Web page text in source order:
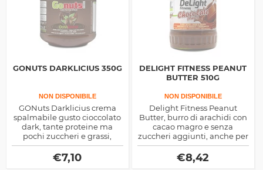
GONUTS DARKLICIUS 350G
NON DISPONIBILE
GONuts Darklicius crema
spalmabile gusto cioccolato
dark, tante proteine ma
pochi zuccheri e grassi,
ottima per deliziarti con
spuntini sfiziosi quando sei a
dieta stretta
€7,10
DELIGHT FITNESS PEANUT
BUTTER 510G
NON DISPONIBILE
Delight Fitness Peanut
Butter, burro di arachidi con
cacao magro e senza
zuccheri aggiunti, anche per
vegani questo prodotto è
ottimo come spuntino su
pancake, gallette eccetera
€8,42